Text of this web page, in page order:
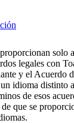
solo
legales con
y el Acuerdo
idioma distinto
de esos
que se